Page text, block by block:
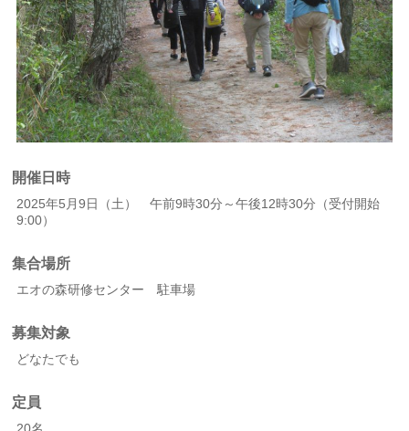
開催日時
2025年5月9日（土） 午前9時30分～午後12時30分（受付開始
9:00）
集合場所
エオの森研修センター 駐車場
募集対象
どなたでも
定員
20名